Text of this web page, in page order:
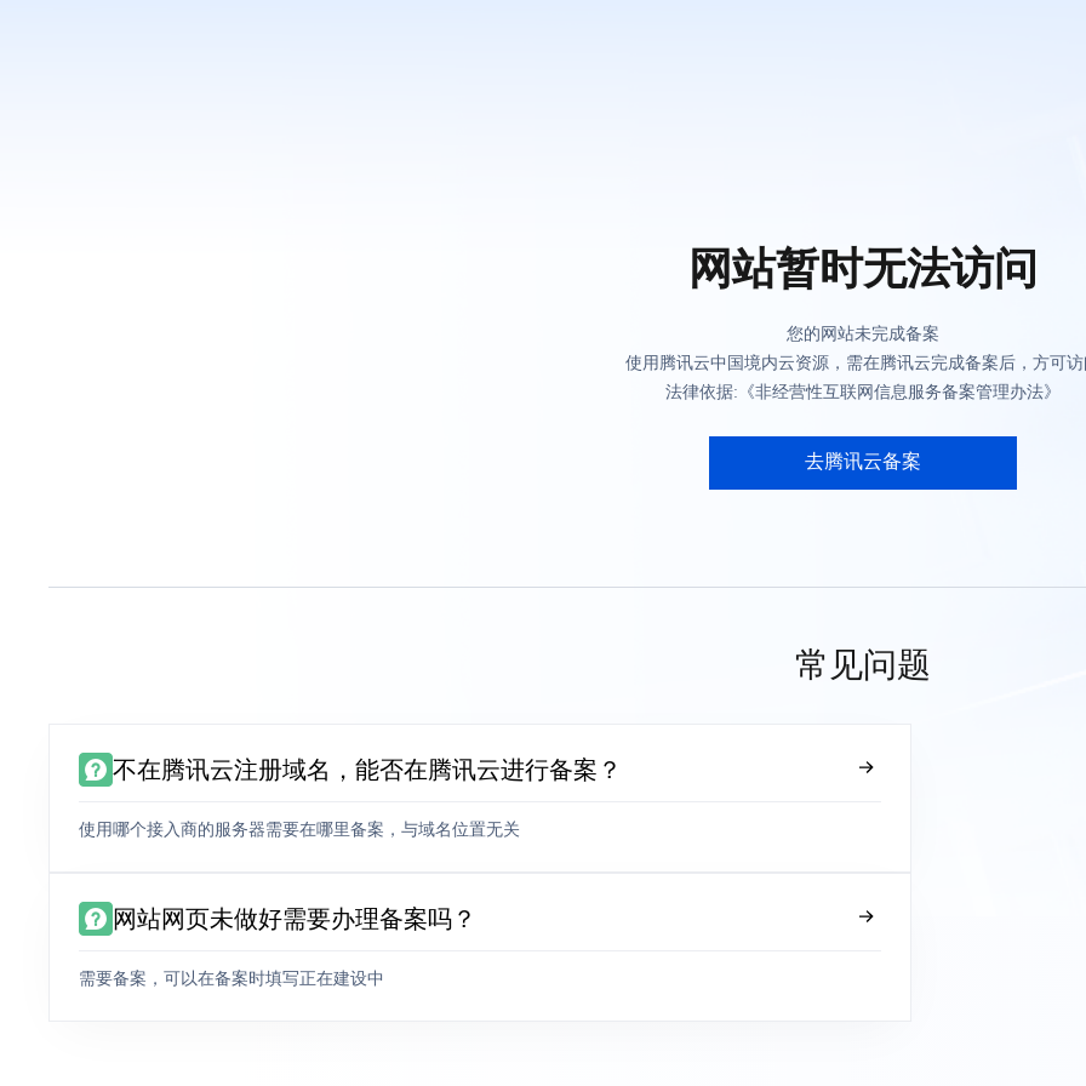
网站暂时无法访问
您的网站未完成备案
使用腾讯云中国境内云资源，需在腾讯云完成备案后，方可
法律依据:《非经营性互联网信息服务备案管理办法》
去腾讯云备案
常见问题
不在腾讯云注册域名，能否在腾讯云进行备案？
使用哪个接入商的服务器需要在哪里备案，与域名位置无关
网站网页未做好需要办理备案吗？
需要备案，可以在备案时填写正在建设中